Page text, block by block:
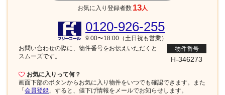
お気に入り登録者数 13人
お気に入りって何？
画面下部のボタンからお気に入り物件をいつでも確認できます。また
「会員登録 」すると、値下げ情報をメールでお知らせします。
0120-926-255
9:00〜18:00（土日祝も営業）
お問い合わせの際に、物件番号をお伝えいただくと
スムーズです。
物件番号
H-346273